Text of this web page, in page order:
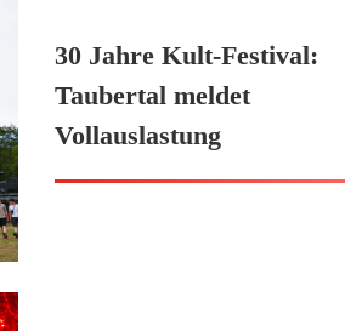
30 Jahre Kult-Festival:
Taubertal meldet
Vollauslastung